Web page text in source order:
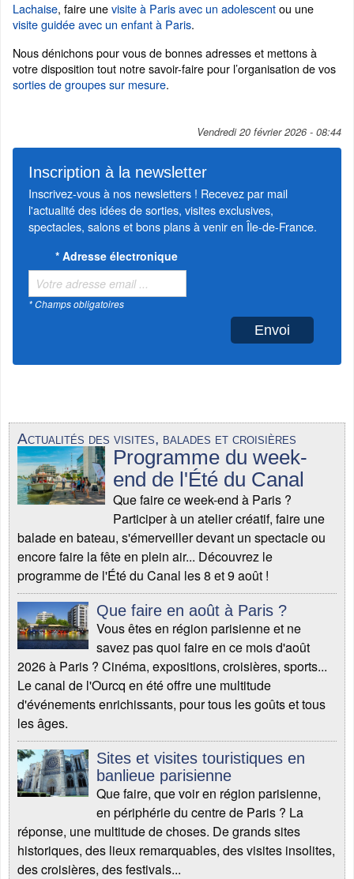
Lachaise, faire unevisite à Paris avec un adolescentou une
visite guidée avec un enfant à Paris.
Nous dénichons pour vous de bonnes adresses et mettons à
votre disposition tout notre savoir-faire pour l’organisation de vos
sorties de groupes sur mesure.
Vendredi 20 février 2026 - 08:44
Inscription à la newsletter
Inscrivez-vous à nos newsletters ! Recevez par mail
l'actualité des idées de sorties, visites exclusives,
spectacles, salons et bons plans à venir en Île-de-France.
* Adresse électronique
* Champs obligatoires
Actualités des visites, balades et croisières
Programme du week-
end de l'Été du Canal
Que faire ce week-end à Paris ?
Participer à un atelier créatif, faire une
balade en bateau, s'émerveiller devant un spectacle ou
encore faire la fête en plein air... Découvrez le
programme de l'Été du Canal les 8 et 9 août !
Que faire en août à Paris ?
Vous êtes en région parisienne et ne
savez pas quoi faire en ce mois d'août
2026 à Paris ? Cinéma, expositions, croisières, sports...
Le canal de l'Ourcq en été offre une multitude
d'événements enrichissants, pour tous les goûts et tous
les âges.
Sites et visites touristiques en
banlieue parisienne
Que faire, que voir en région parisienne,
en périphérie du centre de Paris ? La
réponse, une multitude de choses. De grands sites
historiques, des lieux remarquables, des visites insolites,
des croisières, des festivals...